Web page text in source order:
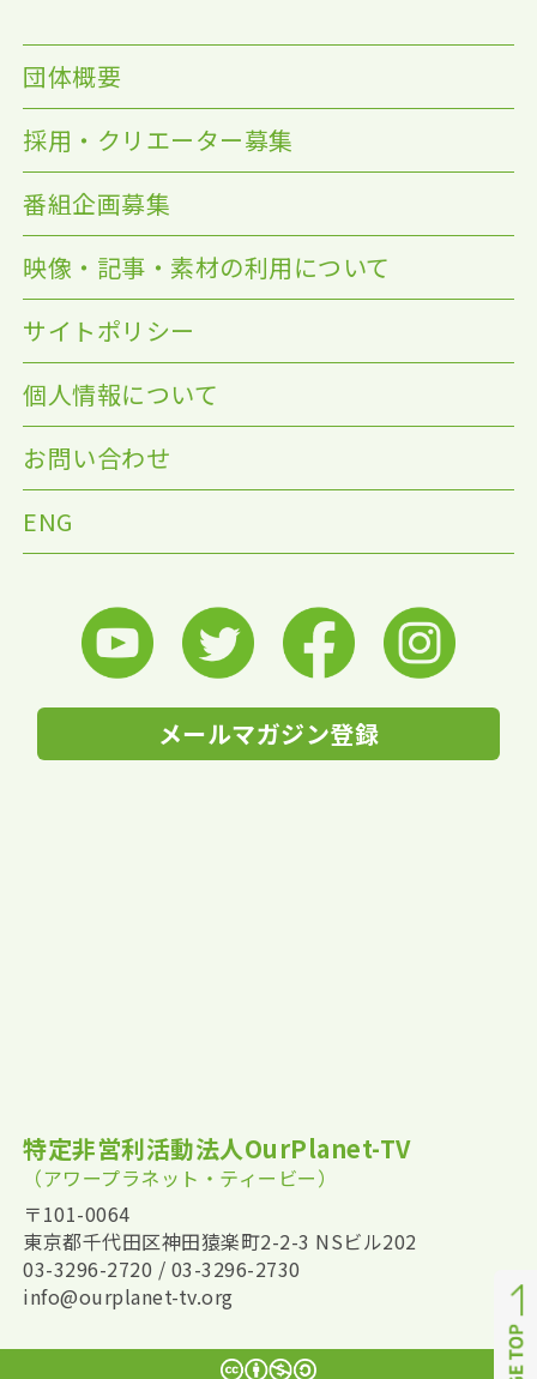
団体概要
採用・クリエーター募集
番組企画募集
映像・記事・素材の利用について
サイトポリシー
個人情報について
お問い合わせ
ENG
メールマガジン登録
特定非営利活動法人OurPlanet-TV
（アワープラネット・ティービー）
〒101-0064
東京都千代田区神田猿楽町2-2-3 NSビル202
03-3296-2720 / 03-3296-2730
info@ourplanet-tv.org